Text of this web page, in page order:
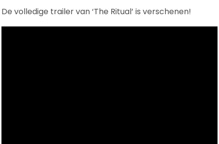
TRAILER
De volledige trailer van ‘The Ritual’ is verschenen!